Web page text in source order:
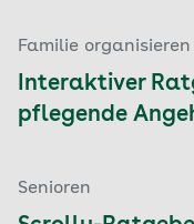
Familie organisieren
Interaktiver
pflegende
Senioren